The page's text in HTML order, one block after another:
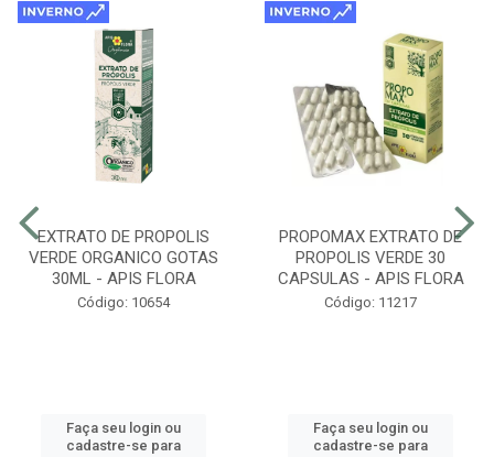
EXTRATO DE PROPOLIS
VERDE ORGANICO GOTAS
30ML - APIS FLORA
Código: 10654
Faça seu login ou
cadastre-se para
PROPOMAX EXTRATO DE
PROPOLIS VERDE 30
CAPSULAS - APIS FLORA
Código: 11217
Faça seu login ou
cadastre-se para